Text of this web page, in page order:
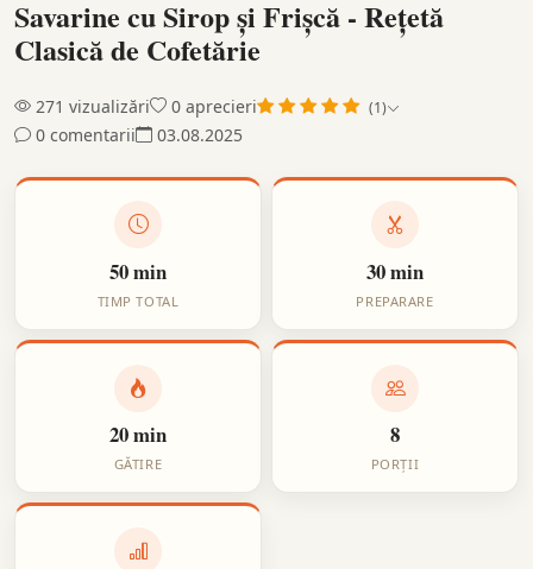
Savarine cu Sirop și Frișcă - Rețetă
Clasică de Cofetărie
271 vizualizări 0 aprecieri (1)
0 comentarii 03.08.2025
50 min
TIMP TOTAL
30 min
PREPARARE
20 min
GĂTIRE
8
PORȚII